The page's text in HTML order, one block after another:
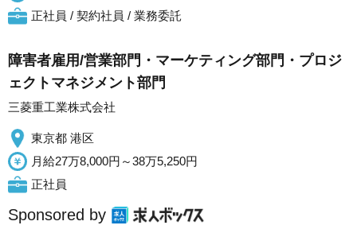
正社員 / 契約社員 / 業務委託
障害者雇用/営業部門・マーケティング部門・プロジ
ェクトマネジメント部門
三菱重工業株式会社
東京都 港区
月給27万8,000円～38万5,250円
正社員
Sponsored by